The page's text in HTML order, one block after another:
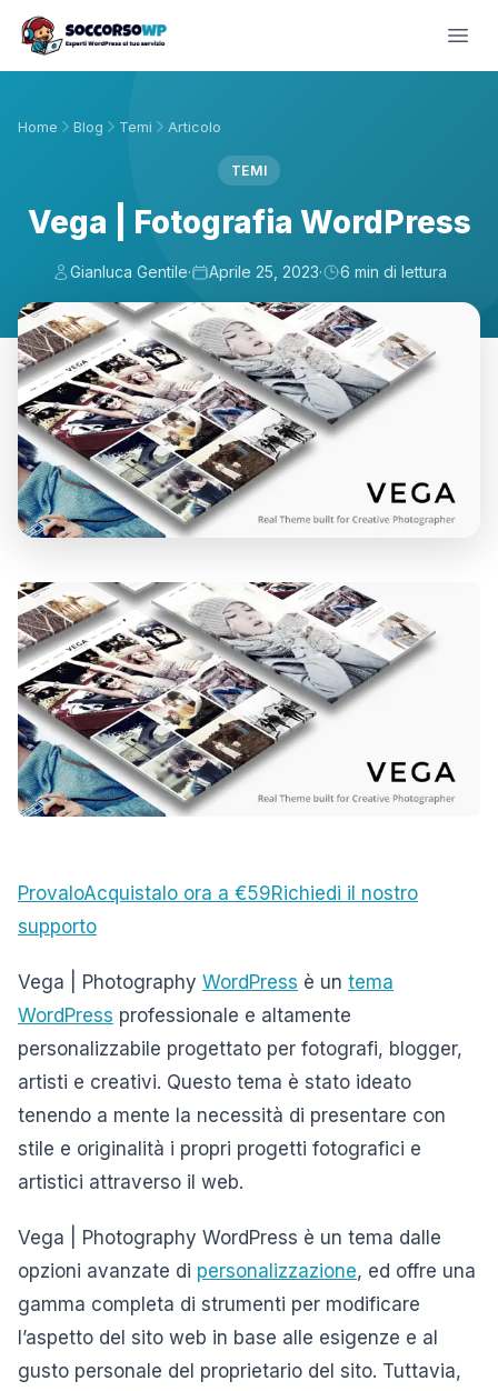
Home Blog Temi Articolo
TEMI
Vega | Fotografia WordPress
Gianluca Gentile· Aprile 25, 2023· 6 min di lettura
ProvaloAcquistalo ora a €59Richiedi il nostro
supporto
Vega | Photography WordPress è un tema
WordPress professionale e altamente
personalizzabile progettato per fotografi, blogger,
artisti e creativi. Questo tema è stato ideato
tenendo a mente la necessità di presentare con
stile e originalità i propri progetti fotografici e
artistici attraverso il web.
Vega | Photography WordPress è un tema dalle
opzioni avanzate di personalizzazione, ed offre una
gamma completa di strumenti per modificare
l’aspetto del sito web in base alle esigenze e al
gusto personale del proprietario del sito. Tuttavia,